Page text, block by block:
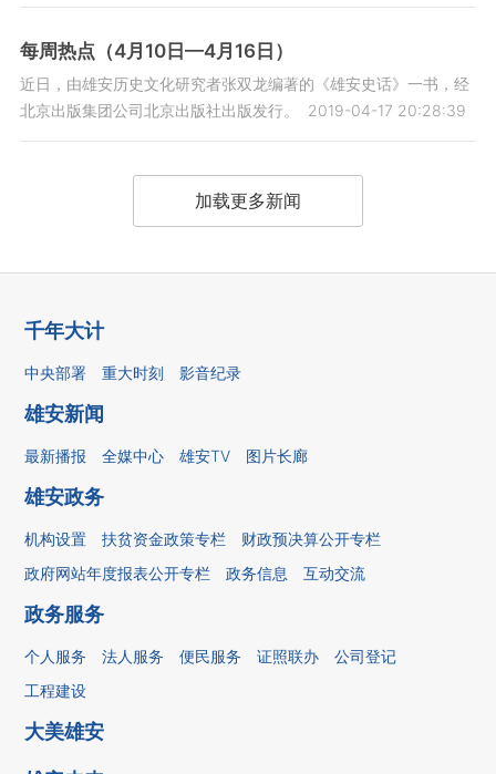
每周热点（4月10日—4月16日）
近日，由雄安历史文化研究者张双龙编著的《雄安史话》一书，经
北京出版集团公司北京出版社出版发行。
2019-04-17 20:28:39
加载更多新闻
千年大计
中央部署 重大时刻 影音纪录
雄安新闻
最新播报 全媒中心 雄安TV 图片长廊
雄安政务
机构设置 扶贫资金政策专栏
财政预决算公开专栏
政府网站年度报表公开专栏
政务信息 互动交流
政务服务
个人服务 法人服务 便民服务 证照联办
公司登记
工程建设
大美雄安